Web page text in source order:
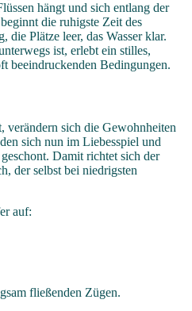
hängt und sich entlang der
die ruhigste Zeit des
die Plätze leer, das Wasser klar.
ist, erlebt ein stilles,
beeindruckenden Bedingungen.
sich die Gewohnheiten
sich nun im Liebesspiel und
Damit richtet sich der
der selbst bei niedrigsten
auf:
fließenden Zügen.